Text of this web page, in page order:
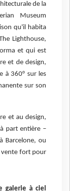
de la
Museum
qu'il habita
Lighthouse,
et qui est
et de design,
à 360° sur les
sur son
et au design,
part entière –
Barcelone, ou
vente fort pour
galerie à ciel